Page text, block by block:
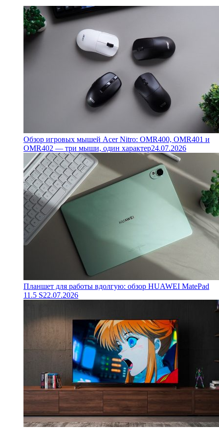
Обзор игровых мышей Acer Nitro: OMR400, OMR401 и
OMR402 — три мыши, один характер24.07.2026
Планшет для работы вдолгую: обзор HUAWEI MatePad
11.5 S22.07.2026